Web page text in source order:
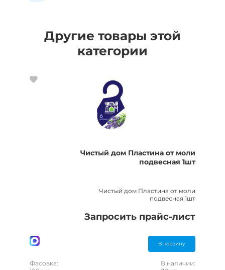
Другие товары этой
категории
Чистый дом Пластина от моли
подвесная 1шт
Чистый дом Пластина от моли
подвесная 1шт
Запросить прайс-лист
В корзину
Фасовка:
В наличии: